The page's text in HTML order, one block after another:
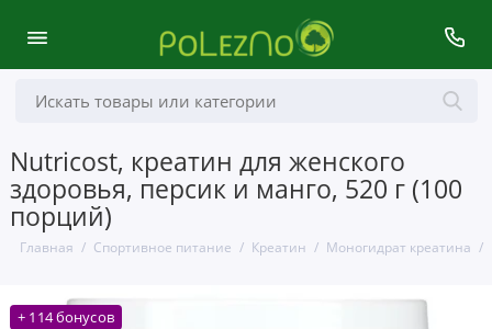
Nutricost, креатин для женского
здоровья, персик и манго, 520 г (100
порций)
Главная Спортивное питание Креатин Моногидрат креатина
+ 114 бонусов